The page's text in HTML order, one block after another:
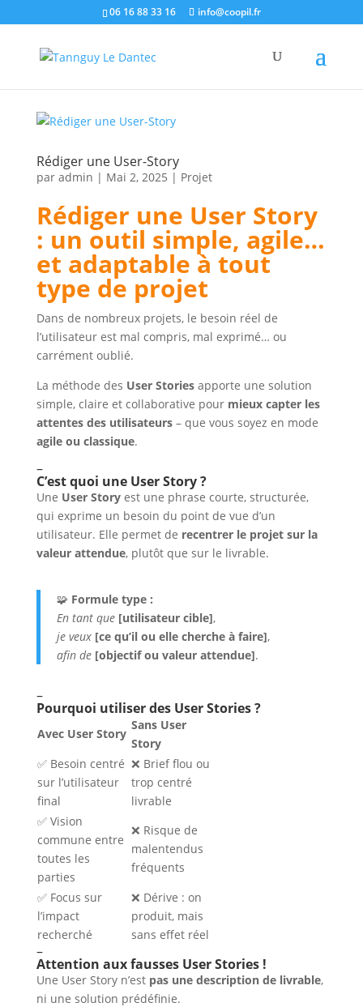
06 16 88 33 16 info@coopil.fr
Rédiger une User-Story
par admin | Mai 2, 2025 | Projet
Rédiger une User Story
: un outil simple, agile…
et adaptable à tout
type de projet
Dans de nombreux projets, le besoin réel de
l’utilisateur est mal compris, mal exprimé… ou
carrément oublié.
La méthode des User Storiesapporte une solution
simple, claire et collaborative pour mieux capter les
attentes des utilisateurs– que vous soyez en mode
agile ou classique.
–
C’est quoi une User Story ?
Une User Storyest une phrase courte, structurée,
qui exprime un besoin du point de vue d’un
utilisateur. Elle permet de recentrer le projet sur la
valeur attendue, plutôt que sur le livrable.
🧩 Formule type :
En tant que [utilisateur cible],
je veux [ce qu’il ou elle cherche à faire],
afin de [objectif ou valeur attendue].
–
Pourquoi utiliser des User Stories ?
Avec User Story
Sans User
Story
✅ Besoin centré
sur l’utilisateur
final
❌ Brief flou ou
trop centré
livrable
✅ Vision
commune entre
toutes les
parties
❌ Risque de
malentendus
fréquents
✅ Focus sur
l’impact
recherché
❌ Dérive : on
produit, mais
sans effet réel
–
Attention aux fausses User Stories !
Une User Story n’est pas une description de livrable,
ni une solution prédéfinie.